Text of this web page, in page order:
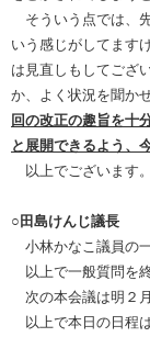
そういう点では、
いう感じがしてます
は見直しもしてござ
か、よく状況を聞か
回の改正の趣旨を十
と展開できるよう、
以上でございます。
○田島けんじ議長
小林かなこ議員の
以上で一般質問を終
次の本会議は明２
以上で本日の日程